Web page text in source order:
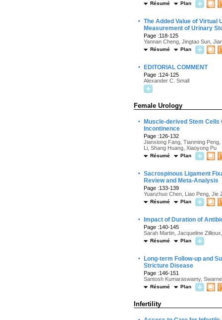
Résumé Plan
· The Added Value of Virtual
Measurement of Urinary
Page :118-125
Yannan Cheng, Jingtao Sun,
Résumé Plan
· EDITORIAL COMMENT
Page :124-125
Alexander C. Small
Female Urology
·
Muscle-derived Stem
Incontinence
Page :126-132
Jianxiong Fang, Tianming
Li, Shang Huang, Xiaoyong Pu
Résumé Plan
· Sacrospinous Ligament
Review and Meta-Analysis
Page :133-139
Yuanzhuo Chen, Liao Peng, Jie
Résumé Plan
· Impact of Duration of
Page :140-145
Sarah Martin, Jacqueline
Résumé Plan
·
Long-term Follow-up and
Stricture Disease
Page :146-151
Santosh Kumaraswamy,
Résumé Plan
Infertility